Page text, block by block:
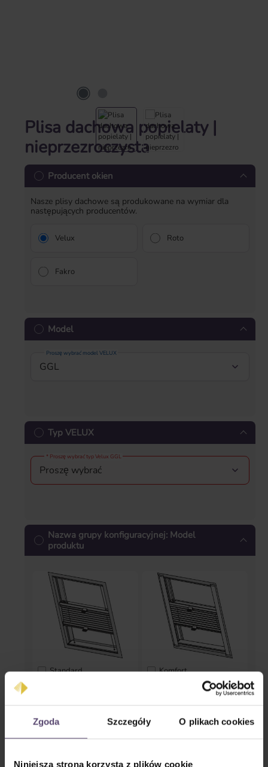
Zgoda Szczegóły O plikach cookies
Niniejsza strona korzysta z plików cookie
Plisa dachowa popielaty |
nieprzezroczysta
Producent okien
Nasze plisy dachowe są produkowane na wymiar dla
następujących producentów.
Velux Roto
Fakro
Model
Proszę wybrać model VELUX
Typ VELUX
* Proszę wybrać typ Velux GGL
Nazwa grupy konfiguracyjnej: Model
produktu
Standard Komfort
Kolory szyn